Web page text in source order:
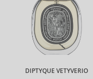
DIPTYQUE VETYVERIO